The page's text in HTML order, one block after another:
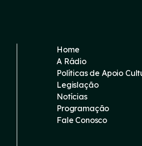
Home
A Rádio
Políticas de Apoio
Legislação
Notícias
Programação
Fale Conosco